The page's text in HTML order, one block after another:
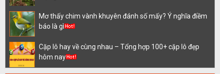
Mơ thấy chim vành khuyên đánh số mấy? Ý nghĩa điềm
báo là gì
Cặp lô hay về cùng nhau – Tổng hợp 100+ cặp lô đẹp
hôm nay